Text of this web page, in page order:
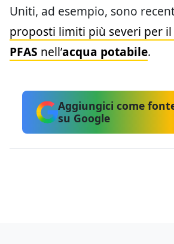
Uniti, ad esempio, sono
proposti limiti più severi per
PFAS nell’acqua potabile.
Aggiungici come
su Google